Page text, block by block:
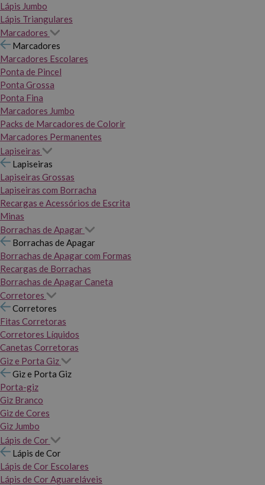
Lápis Jumbo
Lápis Triangulares
Marcadores
Marcadores
Marcadores Escolares
Ponta de Pincel
Ponta Grossa
Ponta Fina
Marcadores Jumbo
Packs de Marcadores de Colorir
Marcadores Permanentes
Lapiseiras
Lapiseiras
Lapiseiras Grossas
Lapiseiras com Borracha
Recargas e Acessórios de Escrita
Minas
Borrachas de Apagar
Borrachas de Apagar
Borrachas de Apagar com Formas
Recargas de Borrachas
Borrachas de Apagar Caneta
Corretores
Corretores
Fitas Corretoras
Corretores Líquidos
Canetas Corretoras
Giz e Porta Giz
Giz e Porta Giz
Porta-giz
Giz Branco
Giz de Cores
Giz Jumbo
Lápis de Cor
Lápis de Cor
Lápis de Cor Escolares
Lápis de Cor Aguareláveis